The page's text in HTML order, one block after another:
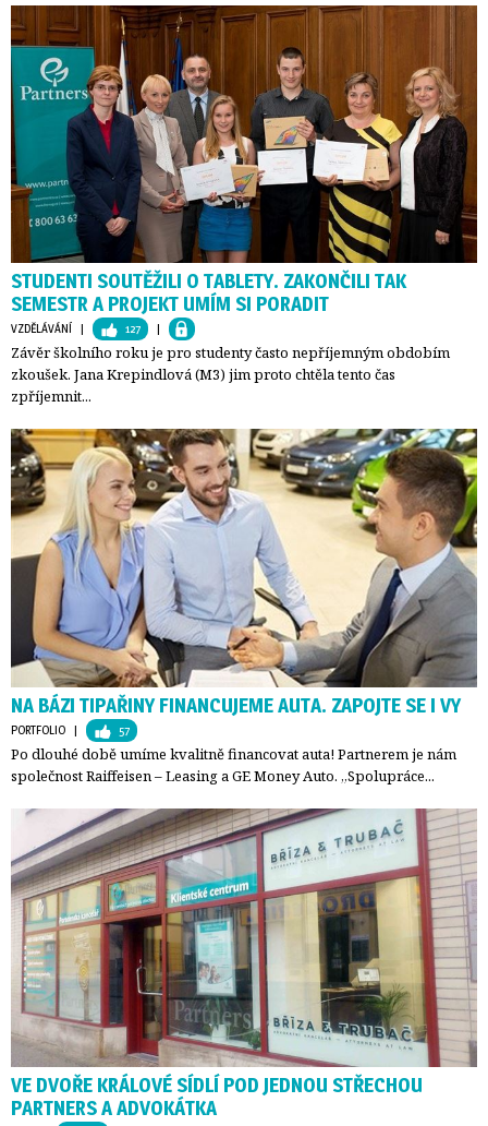
STUDENTI SOUTĚŽILI O TABLETY. ZAKONČILI TAK
SEMESTR A PROJEKT UMÍM SI PORADIT
VZDĚLÁVÁNÍ | 127 |
Závěr školního roku je pro studenty často nepříjemným obdobím
zkoušek. Jana Krepindlová (M3) jim proto chtěla tento čas
zpříjemnit...
NA BÁZI TIPAŘINY FINANCUJEME AUTA. ZAPOJTE SE I VY
PORTFOLIO | 57
Po dlouhé době umíme kvalitně financovat auta! Partnerem je nám
společnost Raiffeisen – Leasing a GE Money Auto. „Spolupráce...
VE DVOŘE KRÁLOVÉ SÍDLÍ POD JEDNOU STŘECHOU
PARTNERS A ADVOKÁTKA